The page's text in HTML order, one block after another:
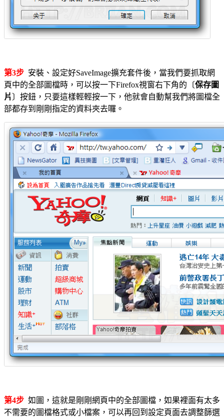
第3步 安裝、設定好SaveImage擴充套件後，當我們要抓取網
頁中的全部圖檔時，可以按一下Firefox視窗右下角的〔保存圖
片 〕按鈕，只要這樣輕輕按一下，他就會自動幫我們將圖檔全
部都存到剛剛指定的資料夾去囉。
第4步 如圖，這就是剛剛網頁中的全部圖檔，如果裡面有太多
不需要的圖檔格式或小檔案，可以再回到設定頁面去調整篩選